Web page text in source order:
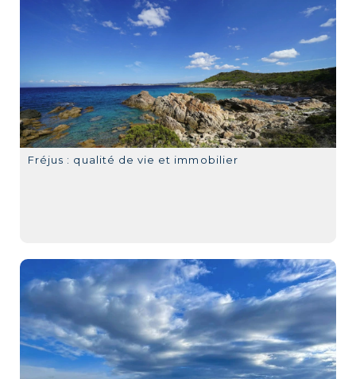
Fréjus : qualité de vie et immobilier